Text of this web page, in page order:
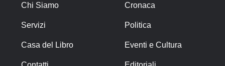
Chi Siamo
Servizi
Casa del Libro
Cronaca
Politica
Eventi e Cultura